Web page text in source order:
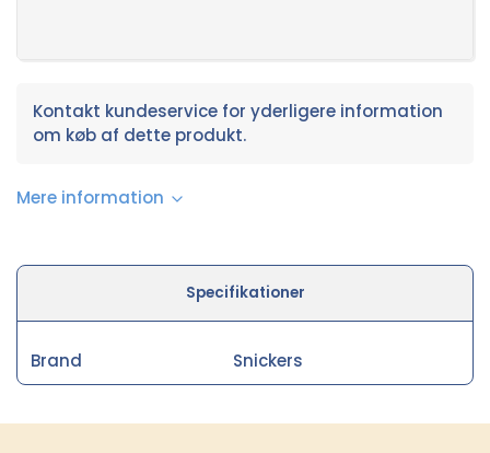
Kontakt kundeservice for yderligere information
om køb af dette produkt.
Mere information
Specifikationer
Brand Snickers